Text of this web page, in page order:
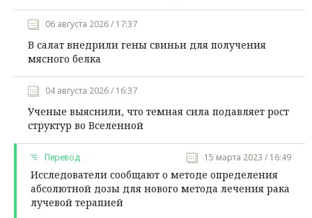
06 августа 2026 / 17:37
В салат внедрили гены свиньи для получения
мясного белка
04 августа 2026 / 16:37
Ученые выяснили, что темная сила подавляет рост
структур во Вселенной
Перевод 15 марта 2023 / 16:49
Исследователи сообщают о методе определения
абсолютной дозы для нового метода лечения рака
лучевой терапией